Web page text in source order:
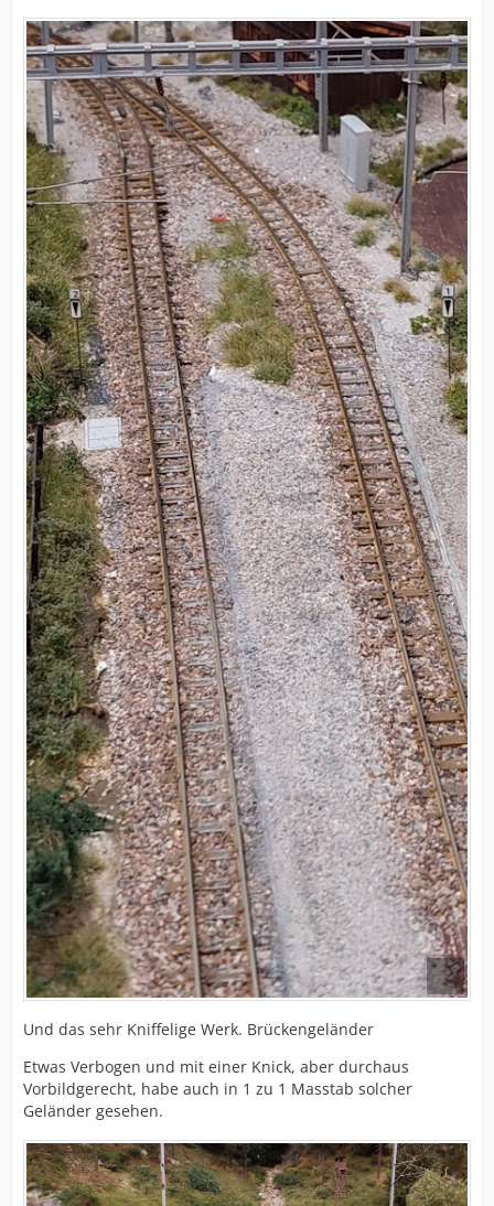
Und das sehr Kniffelige Werk. Brückengeländer
Etwas Verbogen und mit einer Knick, aber durchaus
Vorbildgerecht, habe auch in 1 zu 1 Masstab solcher
Geländer gesehen.